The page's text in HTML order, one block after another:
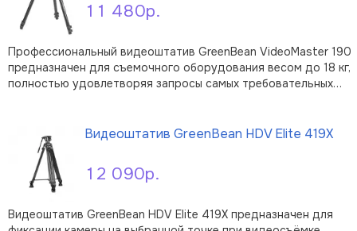
11 480р.
Профессиональный видеоштатив GreenBean VideoMaster 190
предназначен для съемочного оборудования весом до 18 кг,
полностью удовлетворяя запросы самых требовательных
оператора и пузырьковый …
12 090р.
Видеоштатив GreenBean HDV Elite 419X
Видеоштатив GreenBean HDV Elite 419X предназначен для